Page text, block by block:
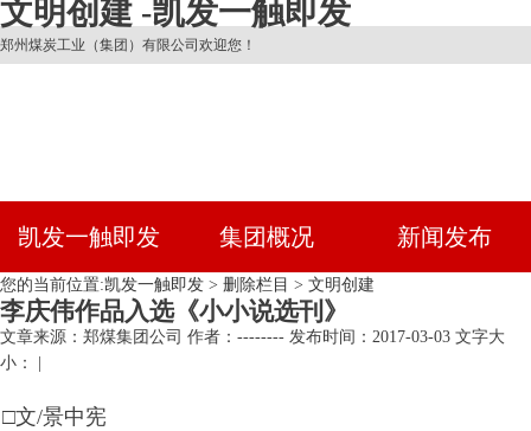
文明创建 -凯发一触即发
郑州煤炭工业（集团）有限公司欢迎您！
凯发一触即发 集团概况 新闻发布
您的当前位置:凯发一触即发 > 删除栏目 > 文明创建
李庆伟作品入选《小小说选刊》
文章来源：郑煤集团公司 作者：-------- 发布时间：2017-03-03 文字大
小： |
□文/景中宪